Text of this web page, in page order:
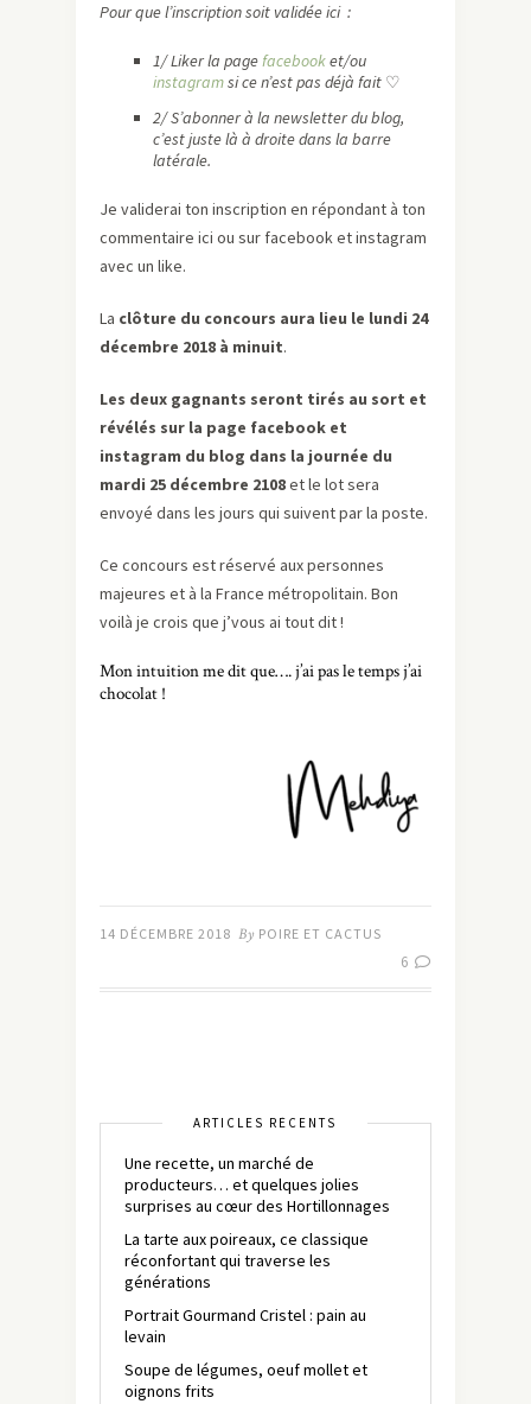
Pour que l’inscription soit validée ici :
1/ Liker la pagefacebooket/ou
instagramsi ce n’est pas déjà fait ♡
2/ S’abonner à la newsletter du blog,
c’est juste là à droite dans la barre
latérale.
Je validerai ton inscription en répondant à ton
commentaire ici ou sur facebook et instagram
avec un like.
La clôture du concours aura lieu le lundi 24
décembre 2018 à minuit.
Les deux gagnants seront tirés au sort et
révélés sur la page facebook et
instagram du blog dans la journée du
mardi 25 décembre 2108et le lot sera
envoyé dans les jours qui suivent par la poste.
Ce concours est réservé aux personnes
majeures et à la France métropolitain. Bon
voilà je crois que j’vous ai tout dit !
Mon intuition me dit que…. j’ai pas le temps j’ai
chocolat !
14 DÉCEMBRE 2018 By POIRE ET CACTUS
6
ARTICLES RÉCENTS
Une recette, un marché de
producteurs… et quelques jolies
surprises au cœur des Hortillonnages
La tarte aux poireaux, ce classique
réconfortant qui traverse les
générations
Portrait Gourmand Cristel : pain au
levain
Soupe de légumes, oeuf mollet et
oignons frits